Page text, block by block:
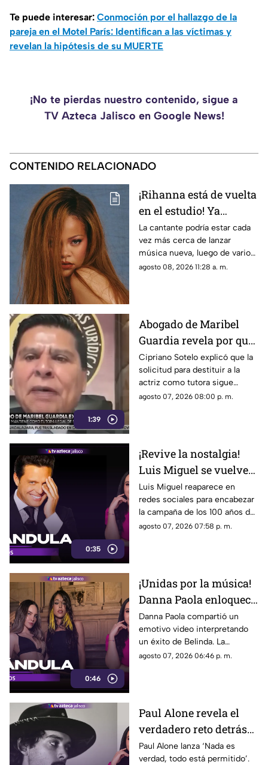
Te puede interesar: Conmoción por el hallazgo de la
pareja en el Motel París: Identifican a las víctimas y
revelan la hipótesis de su MUERTE
¡No te pierdas nuestro contenido, sigue a
TV Azteca Jalisco en Google News!
CONTENIDO RELACIONADO
¡Rihanna está de vuelta
en el estudio! Ya
prepara su esperado
nuevo álbum
La cantante podría estar cada
vez más cerca de lanzar
música nueva, luego de varios
años alejada de los discos.
agosto 08, 2026 11:28 a. m.
1:39
Abogado de Maribel
Guardia revela por qué
mantiene la tutela de
su nieto José Julián
Cipriano Sotelo explicó que la
solicitud para destituir a la
actriz como tutora sigue
pendiente y detalló por qué el
agosto 07, 2026 08:00 p. m.
0:35
¡Revive la nostalgia!
Luis Miguel se vuelve
tendencia tras
protagonizar nuevo
comercial
Luis Miguel reaparece en
redes sociales para encabezar
la campaña de los 100 años de
Coca-Cola en México,
agosto 07, 2026 07:58 p. m.
0:46
¡Unidas por la música!
Danna Paola enloquece
las redes al cantar un
tema de Belinda
Danna Paola compartió un
emotivo video interpretando
un éxito de Belinda. La
publicación demostró la gran
agosto 07, 2026 06:46 p. m.
Paul Alone revela el
verdadero reto detrás
de su nuevo disco
Paul Alone lanza ‘Nada es
verdad, todo está permitido’.